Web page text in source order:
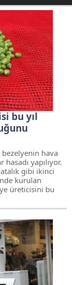
bu yıl
bezelyenin hava
hasadı yapılıyor.
gibi ikinci
kurulan
üreticisini bu